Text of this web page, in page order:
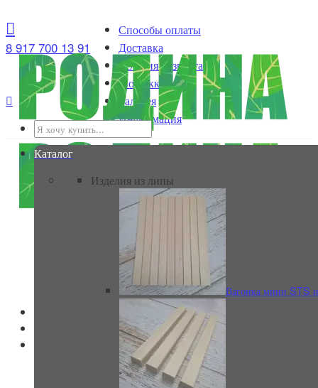
8 917 700 13 91
Способы оплаты
Доставка
Условия возврата
Мой аккаунт
Галерея
Информация

Каталог
Изделия из липы
Вагонка мини STS